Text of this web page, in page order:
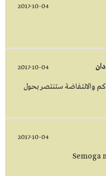
2017-10-04
2017-10-04
والانتفاضة ستنتصر بحول
2017-10-04
Semoga